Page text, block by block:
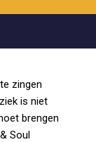
& SOUL
zingen
is niet
brengen
Soul